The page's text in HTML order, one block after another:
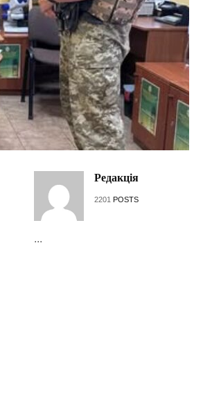
Редакція
2201 POSTS
...